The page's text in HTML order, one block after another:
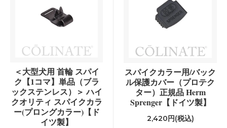
＜大型犬用 首輪 スパイ
ク【1コマ】単品（ブラ
ックステンレス）＞ ハイ
クオリティ スパイクカラ
ー(プロングカラー)【ド
イツ製】
スパイクカラー用/バック
ル保護カバー（プロテク
ター）正規品 Herm
Sprenger【ドイツ製】
2,420円(税込)